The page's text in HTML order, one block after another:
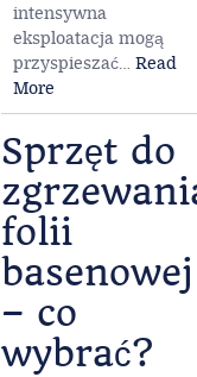
intensywna
eksploatacja mogą
przyspieszać… Read
More
Sprzęt do
folii
basenowej
– co
wybrać?